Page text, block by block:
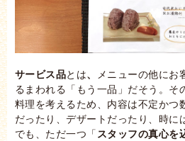
サービス品とは、
メニューの他にお
るまわれる「もう一品」だそう。そ
料理を考えるため、内容は不定かつ
だったり、デザートだったり、時に
でも、ただ一つ「 スタッフの真心を